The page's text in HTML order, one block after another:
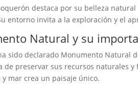
destaca por su belleza
entorno invita a la exploración y el
Natural y su
sido declarado Monumento Natural
de preservar sus recursos naturales
mar crea un paisaje único.